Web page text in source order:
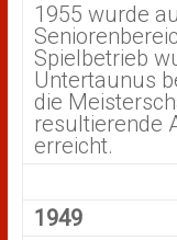
1955 wurde
Spielbetrieb
Untertaunus
die
resultierende
erreicht.
1949